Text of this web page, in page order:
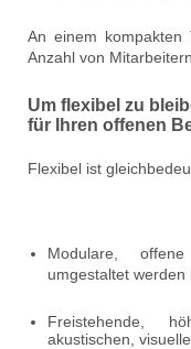
An einem kompakten
Anzahl von
Um flexibel zu
für Ihren offenen
Flexibel ist
Modulare,
umgestaltet werden
Freistehende,
akustischen,